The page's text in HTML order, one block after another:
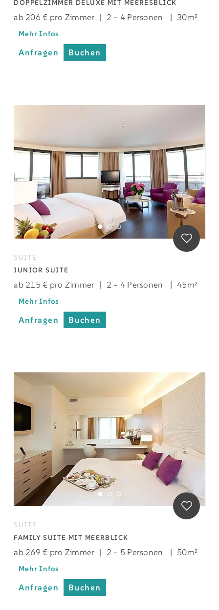
DOPPELZIMMER DELUXE MIT MEERESBLICK
ab 206 € pro Zimmer | 2 – 4 Personen | 30m²
Mehr Infos
Anfragen Buchen
SUITE
JUNIOR SUITE
ab 215 € pro Zimmer | 2 – 4 Personen | 45m²
Mehr Infos
Anfragen Buchen
SUITE
FAMILY SUITE MIT MEERBLICK
ab 269 € pro Zimmer | 2 – 5 Personen | 50m²
Mehr Infos
Anfragen Buchen